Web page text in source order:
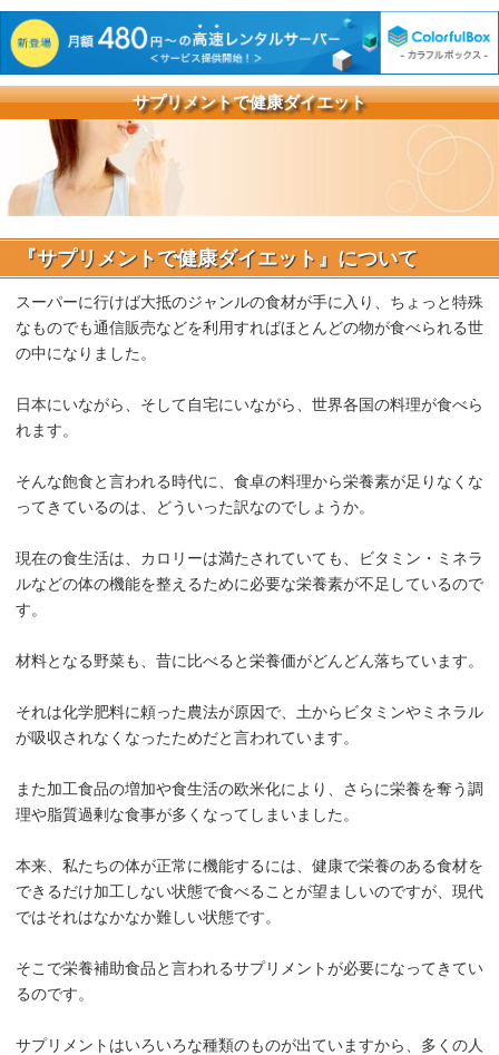
サプリメントで健康ダイエット
『サプリメントで健康ダイエット』について
スーパーに行けば大抵のジャンルの食材が手に入り、ちょっと特殊
なものでも通信販売などを利用すればほとんどの物が食べられる世
の中になりました。
日本にいながら、そして自宅にいながら、世界各国の料理が食べら
れます。
そんな飽食と言われる時代に、食卓の料理から栄養素が足りなくな
ってきているのは、どういった訳なのでしょうか。
現在の食生活は、カロリーは満たされていても、ビタミン・ミネラ
ルなどの体の機能を整えるために必要な栄養素が不足しているので
す。
材料となる野菜も、昔に比べると栄養価がどんどん落ちています。
それは化学肥料に頼った農法が原因で、土からビタミンやミネラル
が吸収されなくなったためだと言われています。
また加工食品の増加や食生活の欧米化により、さらに栄養を奪う調
理や脂質過剰な食事が多くなってしまいました。
本来、私たちの体が正常に機能するには、健康で栄養のある食材を
できるだけ加工しない状態で食べることが望ましいのですが、現代
ではそれはなかなか難しい状態です。
そこで栄養補助食品と言われるサプリメントが必要になってきてい
るのです。
サプリメントはいろいろな種類のものが出ていますから、多くの人